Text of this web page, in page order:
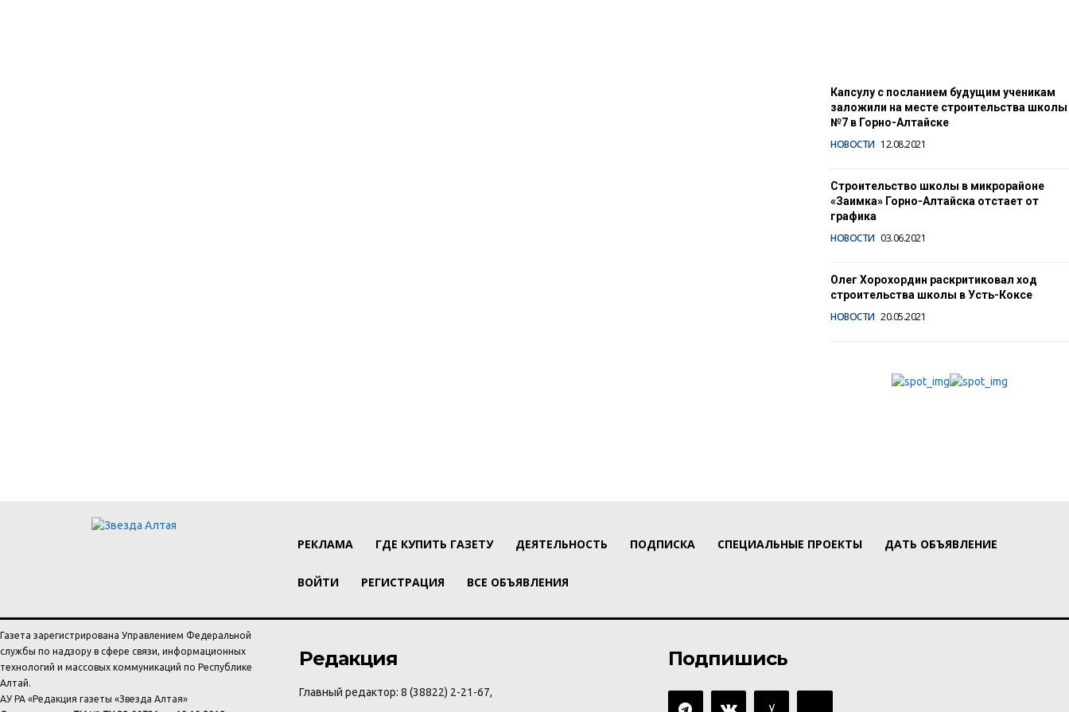
Капсулу с посланием будущим ученикам
заложили на месте строительства школы
№7 в Горно-Алтайске
НОВОСТИ 12.08.2021
Строительство школы в микрорайоне
«Заимка» Горно-Алтайска отстает от
графика
НОВОСТИ 03.06.2021
Олег Хорохордин раскритиковал ход
строительства школы в Усть-Коксе
НОВОСТИ 20.05.2021
РЕКЛАМА ГДЕ КУПИТЬ ГАЗЕТУ ДЕЯТЕЛЬНОСТЬ ПОДПИСКА СПЕЦИАЛЬНЫЕ ПРОЕКТЫ ДАТЬ ОБЪЯВЛЕНИЕ
ВОЙТИ РЕГИСТРАЦИЯ ВСЕ ОБЪЯВЛЕНИЯ
Газета зарегистрирована Управлением Федеральной
службы по надзору в сфере связи, информационных
технологий и массовых коммуникаций по Республике
Алтай.
АУ РА «Редакция газеты «Звезда Алтая»
Редакция
Главный редактор: 8 (38822) 2-21-67,
Подпишись